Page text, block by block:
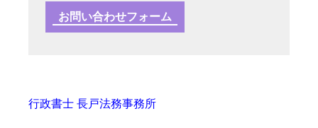
お問い合わせフォーム
行政書士 長戸法務事務所